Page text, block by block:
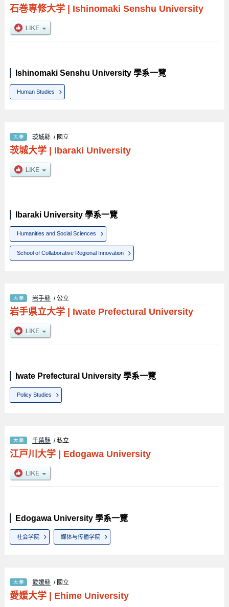
石巻専修大学| Ishinomaki Senshu University
Ishinomaki Senshu University 學系一覽
Human Studies
茨城縣 / 國立
茨城大学| Ibaraki University
Ibaraki University 學系一覽
Humanities and Social Sciences
School of Collaborative Regional Innovation
岩手縣 / 公立
岩手県立大学| Iwate Prefectural University
Iwate Prefectural University 學系一覽
Policy Studies
千葉縣 / 私立
江戸川大学| Edogawa University
Edogawa University 學系一覽
社会学院 媒体与传播学院
愛媛縣 / 國立
愛媛大学| Ehime University